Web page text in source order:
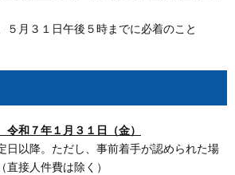
５月３１日午後５時までに必着のこと
和７年１月３１日（金）
日以降。ただし、事前着手が認められた場
接人件費は除く）